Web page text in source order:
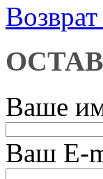
Ваше
Ваш E-